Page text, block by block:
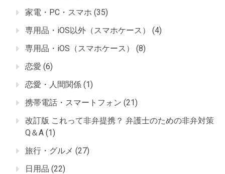
家電・PC・スマホ (35)
専用品・iOS以外（スマホケース）
(4)
専用品・iOS（スマホケース）
(8)
恋愛 (6)
恋愛・人間関係 (1)
携帯電話・スマートフォン (21)
改訂版 これって非弁提携？ 弁護士のための非弁対策
Q＆A (1)
旅行・グルメ (27)
日用品 (22)